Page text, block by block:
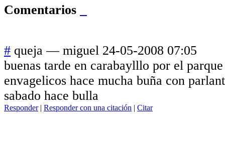
Comentarios
# queja — miguel 24-05-2008 07:05
buenas tarde en carabaylllo por el
envagelicos hace mucha buña con
sabado hace bulla
Responder| Responder con una citación | Citar